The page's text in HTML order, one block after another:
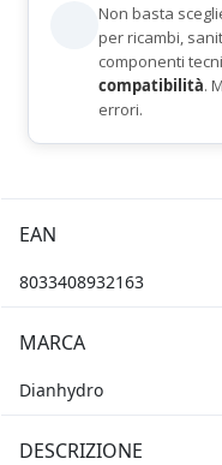
Non basta
per ricambi,
componenti
compatibilità.
errori.
EAN
8033408932163
MARCA
Dianhydro
DESCRIZIONE